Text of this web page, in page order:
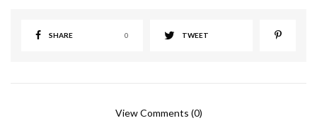
SHARE 0 TWEET
View Comments (0)